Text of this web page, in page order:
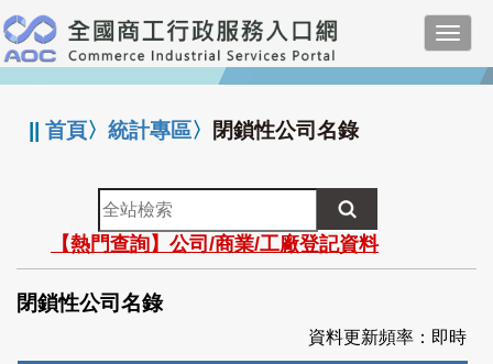
跳
到
主
要
:::
||首頁〉統計專區〉 閉鎖性公司名錄
全
站
檢
索
【熱門查詢】公司/商業/工廠登記資料
閉鎖性公司名錄
資料更新頻率：即時